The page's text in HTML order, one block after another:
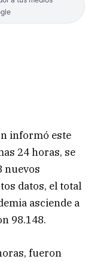
informó este
24 horas, se
nuevos
datos, el total
asciende a
98.148.
fueron